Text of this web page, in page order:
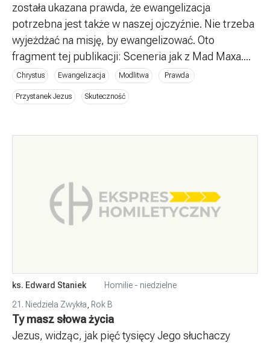
została ukazana prawda, że ewangelizacja
potrzebna jest także w naszej ojczyźnie. Nie trzeba
wyjeżdżać na misję, by ewangelizować. Oto
fragment tej publikacji: Sceneria jak z Mad Maxa....
Chrystus Ewangelizacja Modlitwa Prawda
Przystanek Jezus Skuteczność
ks. Edward Staniek
Homilie - niedzielne
21. Niedziela Zwykła Rok B
Ty masz słowa życia
Jezus, widząc, jak pięć tysięcy Jego słuchaczy